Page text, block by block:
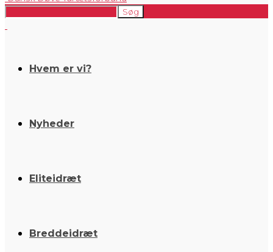
Hvem er vi?
Nyheder
Eliteidræt
Breddeidræt